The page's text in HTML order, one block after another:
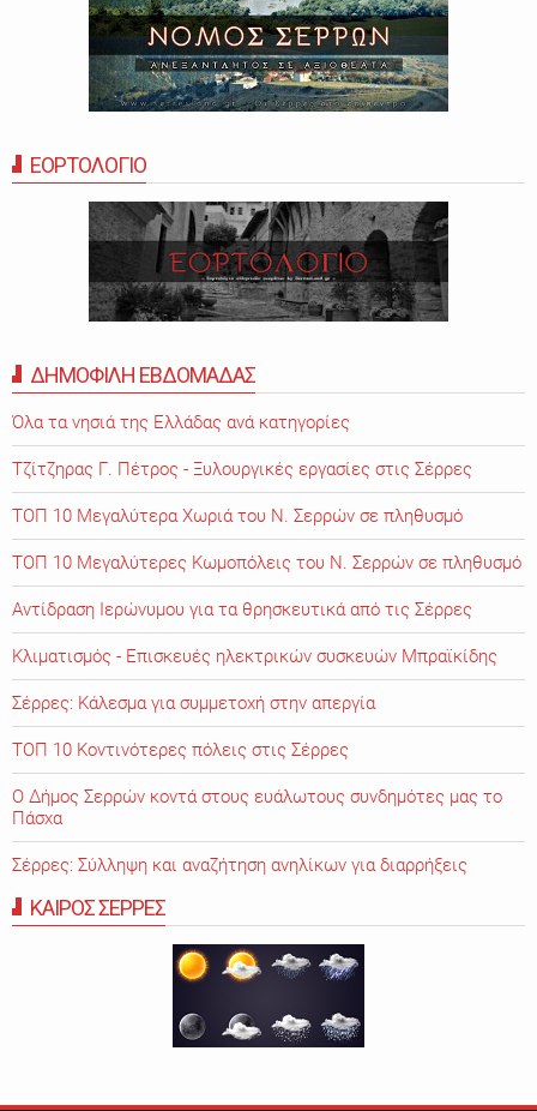
ΕΟΡΤΟΛΟΓΙΟ
ΔΗΜΟΦΙΛΗ ΕΒΔΟΜΑΔΑΣ
Όλα τα νησιά της Ελλάδας ανά κατηγορίες
Τζίτζηρας Γ. Πέτρος - Ξυλουργικές εργασίες στις Σέρρες
ΤΟΠ 10 Μεγαλύτερα Χωριά του Ν. Σερρών σε πληθυσμό
ΤΟΠ 10 Μεγαλύτερες Κωμοπόλεις του Ν. Σερρών σε πληθυσμό
Αντίδραση Ιερώνυμου για τα θρησκευτικά από τις Σέρρες
Κλιματισμός - Επισκευές ηλεκτρικών συσκευών Μπραϊκίδης
Σέρρες: Κάλεσμα για συμμετοχή στην απεργία
ΤΟΠ 10 Κοντινότερες πόλεις στις Σέρρες
Ο Δήμος Σερρών κοντά στους ευάλωτους συνδημότες μας το
Πάσχα
Σέρρες: Σύλληψη και αναζήτηση ανηλίκων για διαρρήξεις
ΚΑΙΡΟΣ ΣΕΡΡΕΣ